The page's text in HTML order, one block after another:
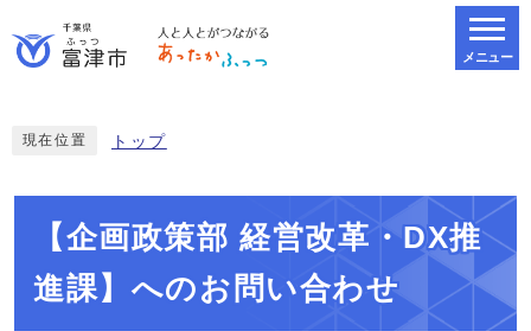
メニュー
現在位置 トップ
【企画政策部 経営改革・DX推
進課】へのお問い合わせ